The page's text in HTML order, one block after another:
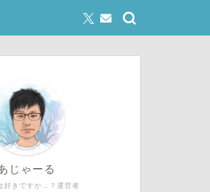
好きですか…？運営者
じゃーる